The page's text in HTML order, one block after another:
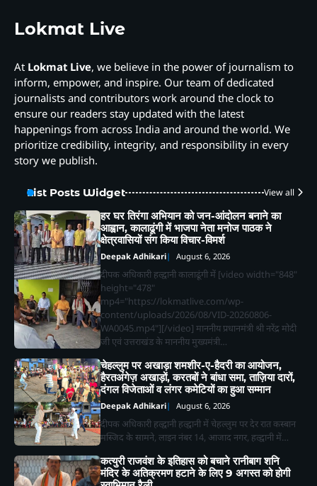
Lokmat Live
At Lokmat Live, we believe in the power of journalism to
inform, empower, and inspire. Our team of dedicated
journalists and contributors work around the clock to
ensure our readers stay updated with the latest
happenings from across India and around the world. We
prioritize credibility, integrity, and responsibility in every
story we publish.
List Posts Widget View all
हर घर तिरंगा अभियान को जन-आंदोलन बनाने का
आह्वान, कालाढूंगी में भाजपा नेता मनोज पाठक ने
क्षेत्रवासियों संग किया विचार-विमर्श
Deepak Adhikari August 6, 2026
दीपक अधिकारी हल्द्वानी कालाढूंगी में [video width="848"
height="478"
mp4="https://lokmatlive.com/wp-
content/uploads/2026/08/VID-20260806-
WA0045.mp4"][/video] माननीय प्रधानमंत्री श्री नरेंद्र मोदी
जी एवं उत्तराखंड के माननीय मुख्यमंत्री…
चेहल्लुम पर अखाड़ा शमशीर-ए-हैदरी का आयोजन,
हैरतअंगेज़ अखाड़ों, करतबों ने बांधा समा, ताज़िया दारों,
दंगल विजेताओं व लंगर कमेटियों का हुआ सम्मान
Deepak Adhikari August 6, 2026
दीपक अधिकारी हल्द्वानी हल्द्वानी में चेहल्लुम पर देर रात कस्बान
मस्जिद के सामने, लाइन नंबर 14, आजाद नगर, हल्द्वानी में…
कत्युरी राजवंश के इतिहास को बचाने रानीबाग शनि
मंदिर के अतिक्रमण हटाने के लिए 9 अगस्त को होगी
2
भीमताल के नियोजित विकास को लेकर दर्जा
राज्यमंत्री भावना मेहरा ने मुख्यमंत्री को सौंपा